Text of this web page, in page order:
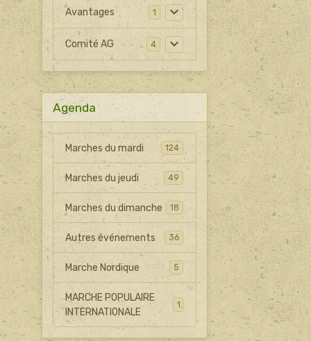
Avantages 1
Comité AG 4
Agenda
Marches du mardi 124
Marches du jeudi 49
Marches du dimanche 18
Autres événements 36
Marche Nordique 5
MARCHE POPULAIRE
INTERNATIONALE